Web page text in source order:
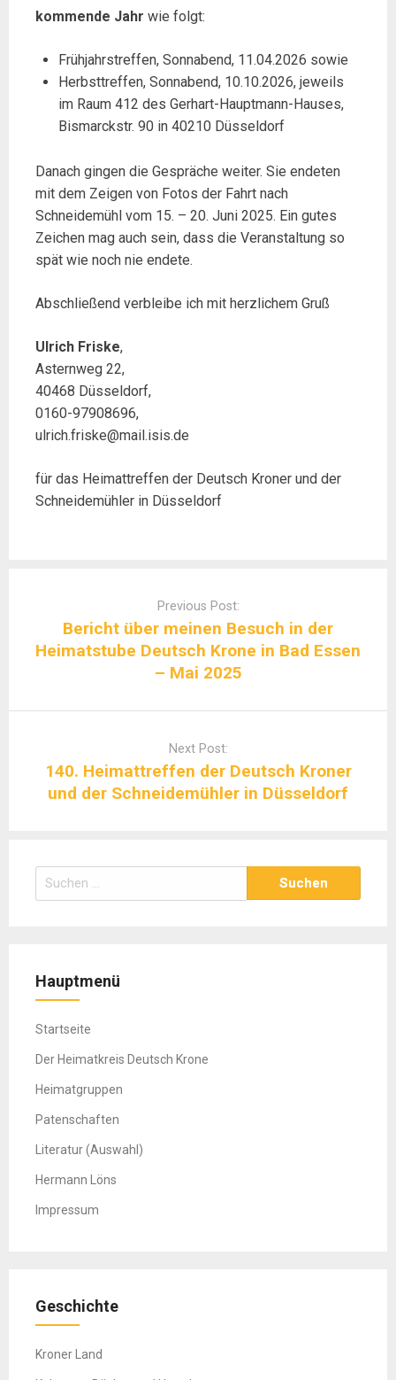
kommende Jahr wie folgt:
Frühjahrstreffen, Sonnabend, 11.04.2026 sowie
Herbsttreffen, Sonnabend, 10.10.2026, jeweils
im Raum 412 des Gerhart-Hauptmann-Hauses,
Bismarckstr. 90 in 40210 Düsseldorf
Danach gingen die Gespräche weiter. Sie endeten
mit dem Zeigen von Fotos der Fahrt nach
Schneidemühl vom 15. – 20. Juni 2025. Ein gutes
Zeichen mag auch sein, dass die Veranstaltung so
spät wie noch nie endete.
Abschließend verbleibe ich mit herzlichem Gruß
Ulrich Friske,
Asternweg 22,
40468 Düsseldorf,
0160-97908696,
ulrich.friske@mail.isis.de
für das Heimattreffen der Deutsch Kroner und der
Schneidemühler in Düsseldorf
Previous Post:
Bericht über meinen Besuch in der
Heimatstube Deutsch Krone in Bad Essen
– Mai 2025
Next Post:
140. Heimattreffen der Deutsch Kroner
und der Schneidemühler in Düsseldorf
Suchen
nach:
Hauptmenü
Startseite
Der Heimatkreis Deutsch Krone
Heimatgruppen
Patenschaften
Literatur (Auswahl)
Hermann Löns
Impressum
Geschichte
Kroner Land